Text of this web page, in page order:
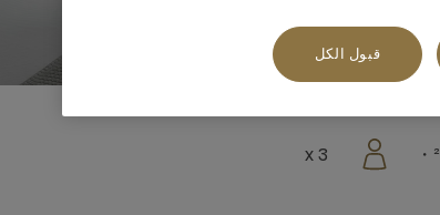
3 x
قبول الكل